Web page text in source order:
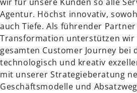
Agentur. Höchst innovativ,
auch Tiefe. Als führender
Transformation unterstützen wir
gesamten Customer Journey bei
technologisch und kreativ
mit unserer Strategieberatung
Geschäftsmodelle und